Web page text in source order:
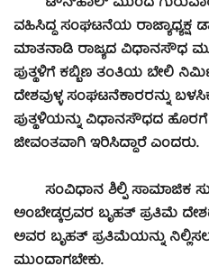
ವಹಿಸಿದ್ದ ಸಂಘಟನೆಯ
ಮಾತನಾಡಿ ರಾಜ್ಯದ ವಿಧಾನಸೌಧ
ಪುತ್ಥಳಿಗೆ ಕಬ್ಬಿಣ ತಂತಿಯ ಬೇಲಿ
ದೇಶವುಳ್ಳ ಸಂಘಟನೆಕಾರರನ್ನು
ಪುತ್ಥಳಿಯನ್ನು ವಿಧಾನಸೌಧದ ಹೊರಗೆ
ಜೀವಂತವಾಗಿ ಇರಿಸಿದ್ದಾರೆ ಎಂದರು.
ಸಂವಿಧಾನ ಶಿಲ್ಪಿ ಸಾಮಾಜಿಕ
ಅಂಬೇಡ್ಕರ್‍ರವರ ಬೃಹತ್ ಪ್ರತಿಮೆ
ಅವರ ಬೃಹತ್ ಪ್ರತಿಮೆಯನ್ನು
ಮುಂದಾಗಬೇಕು.